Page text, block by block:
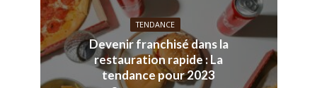
TENDANCE
Devenir franchisé dans la
restauration rapide : La
tendance pour 2023